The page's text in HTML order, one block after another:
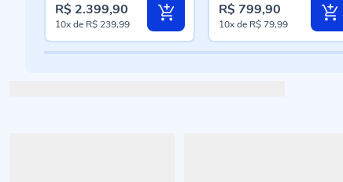
R$ 2.399,90
10xde R$ 239,99
R$ 799,90
10xde R$ 79,99